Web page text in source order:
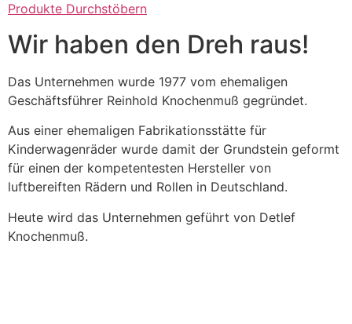
Produkte Durchstöbern
Wir haben den Dreh raus!
Das Unternehmen wurde 1977 vom ehemaligen
Geschäftsführer Reinhold Knochenmuß gegründet.
Aus einer ehemaligen Fabrikationsstätte für
Kinderwagenräder wurde damit der Grundstein geformt
für einen der kompetentesten Hersteller von
luftbereiften Rädern und Rollen in Deutschland.
Heute wird das Unternehmen geführt von Detlef
Knochenmuß.